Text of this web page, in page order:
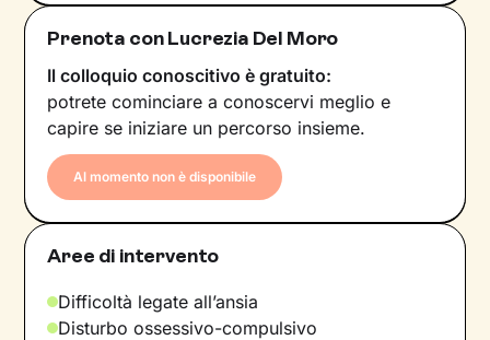
Prenota con Lucrezia Del Moro
Il colloquio conoscitivo è gratuito:
potrete cominciare a conoscervi meglio e
capire se iniziare un percorso insieme.
Al momento non è disponibile
Aree di intervento
Difficoltà legate all’ansia
Disturbo ossessivo-compulsivo